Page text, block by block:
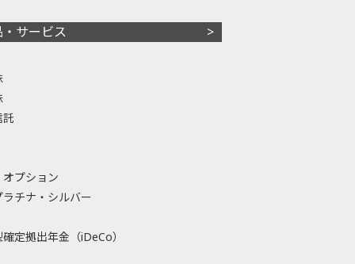
サービス
託
プション
ラチナ・シルバー
定拠出年金（iDeCo）